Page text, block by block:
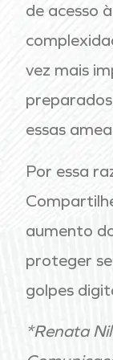
de acesso
vez mais
essas
Por essa
aumento
proteger
golpes
*Renata